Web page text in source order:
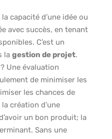
capacité d’une idée ou
avec succès, en tenant
C’est un
la gestion de projet.
Une évaluation
de minimiser les
les chances de
création d’une
un bon produit; la
Sans une